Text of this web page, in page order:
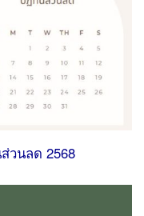
วนลด 2568